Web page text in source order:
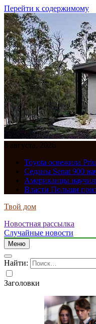
Перейти к содержимому
8 августа, 2026
Toyota освежила
Седаны Senat 900
Американцы
Власти Польши
Твой дом
Новостная рассылка
Случайные новости
Меню
Найти:
Заголовки